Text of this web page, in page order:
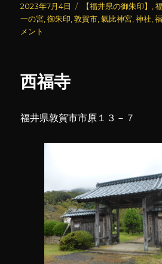
投
稿
日:
2023年7月4日
カ
テ
【福井県の御朱印】 ,
一の宮 ,御朱印 ,敦賀市 ,氣比神宮 ,神社 ,
メント
西福寺
福井県敦賀市市原１３－７